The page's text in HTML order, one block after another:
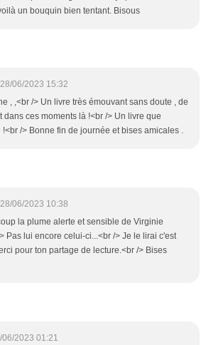
un bouquin bien tentant. Bisous
28/06/2023 15:32
, ,<br /> Un livre très émouvant sans doute , de
dans ces moments là !<br /> Un livre que
/> Bonne fin de journée et bises amicales .
28/06/2023 10:38
la plume alerte et sensible de Virginie
Pas lui encore celui-ci...<br /> Je le lirai c'est
pour ton partage de lecture.<br /> Bises
06/2023 01:21